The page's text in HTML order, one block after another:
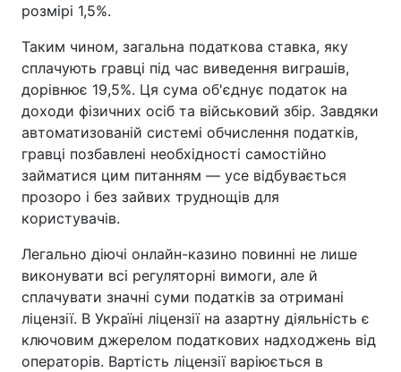
розмірі 1,5%.
Таким чином, загальна податкова ставка, яку
сплачують гравці під час виведення виграшів,
дорівнює 19,5%. Ця сума об'єднує податок на
доходи фізичних осіб та військовий збір. Завдяки
автоматизованій системі обчислення податків,
гравці позбавлені необхідності самостійно
займатися цим питанням — усе відбувається
прозоро і без зайвих труднощів для
користувачів.
Легально діючі онлайн-казино повинні не лише
виконувати всі регуляторні вимоги, але й
сплачувати значні суми податків за отримані
ліцензії. В Україні ліцензії на азартну діяльність є
ключовим джерелом податкових надходжень від
операторів. Вартість ліцензії варіюється в